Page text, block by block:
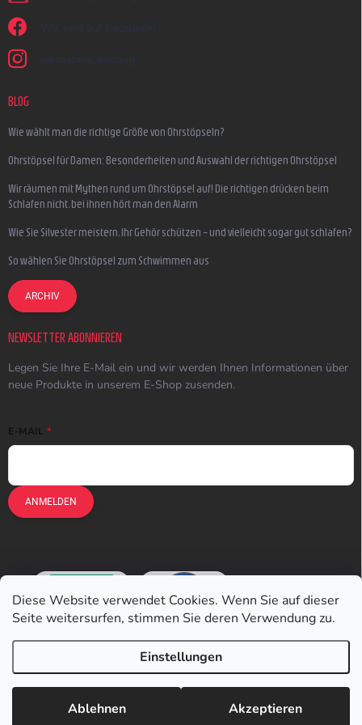
Diese Website verwendet Cookies. Wenn Sie auf dieser
Seite weitersurfen, stimmen Sie deren Verwendung zu.
Einstellungen
Ablehnen Akzeptieren
Wir sind auf Facebook!
earmazing_earplugs
BLOG
Wie wählt man die richtige Größe von Ohrstöpseln?
Ohrstöpsel für Damen: Besonderheiten und Auswahl der richtigen Ohrstöpsel
Wir räumen mit Mythen rund um Ohrstöpsel auf! Die richtigen drücken beim
Schlafen nicht, bei ihnen hört man den Alarm
Wie Sie Silvester meistern, Ihr Gehör schützen – und vielleicht sogar gut schlafen?
So wählen Sie Ohrstöpsel zum Schwimmen aus
ARCHIV
NEWSLETTER ABONNIEREN
Legen Sie Ihre E-Mail ein und wir werden Ihnen Informationen über
neue Produkte in unserem E-Shop zusenden.
E-MAIL
ANMELDEN
Copyright 2026 . Alle Rechte vorbehalten.